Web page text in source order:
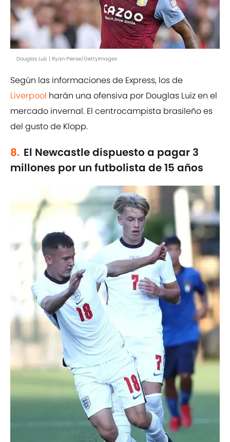
Douglas Luiz | Ryan Pierse/GettyImages
Según las informaciones de Express, los de
Liverpool harán una ofensiva por Douglas Luiz en el
mercado invernal. El centrocampista brasileño es
del gusto de Klopp.
8. El Newcastle dispuesto a pagar 3
millones por un futbolista de 15 años